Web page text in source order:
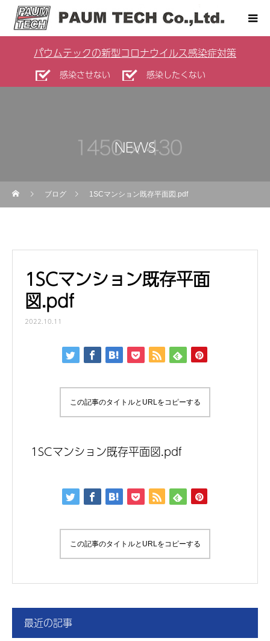
パウムテックの新型コロナウイルス感染症対策
感染させない 感染したくない
NEWS
ブログ 1SCマンション既存平面図.pdf
1SCマンション既存平面
図.pdf
2022.10.11
この記事のタイトルとURLをコピーする
1SCマンション既存平面図.pdf
この記事のタイトルとURLをコピーする
最近の記事